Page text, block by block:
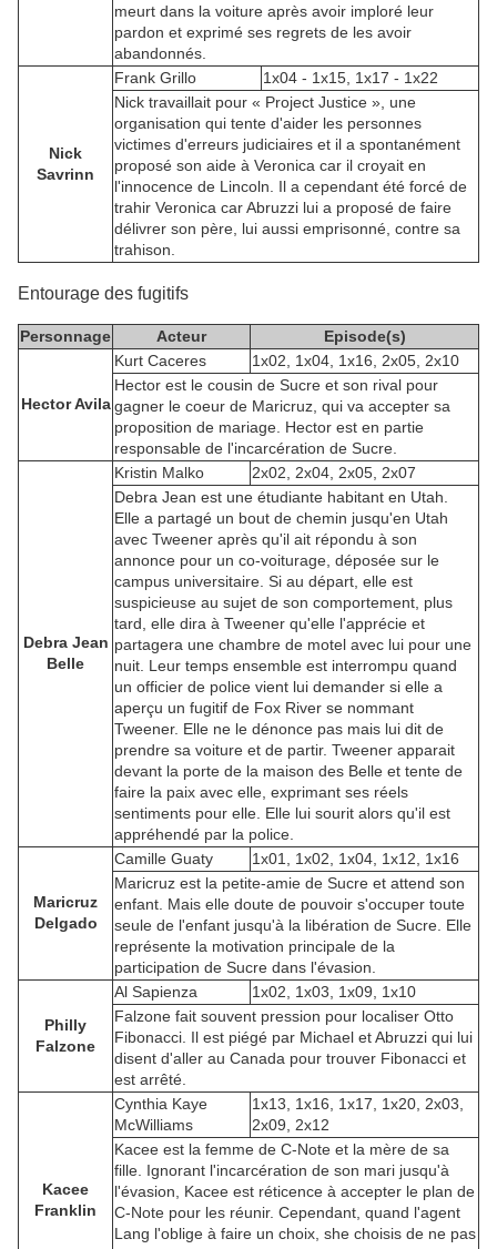
meurt dans la voiture après avoir imploré leur
pardon et exprimé ses regrets de les avoir
abandonnés.
Nick
Savrinn
Frank Grillo
1x04 - 1x15, 1x17 - 1x22
Nick travaillait pour « Project Justice », une
organisation qui tente d'aider les personnes
victimes d'erreurs judiciaires et il a spontanément
proposé son aide à Veronica car il croyait en
l'innocence de Lincoln. Il a cependant été forcé de
trahir Veronica car Abruzzi lui a proposé de faire
délivrer son père, lui aussi emprisonné, contre sa
trahison.
Entourage des fugitifs
Personnage Acteur Episode(s)
Hector Avila
Kurt Caceres
1x02, 1x04, 1x16, 2x05, 2x10
Hector est le cousin de Sucre et son rival pour
gagner le coeur de Maricruz, qui va accepter sa
proposition de mariage. Hector est en partie
responsable de l'incarcération de Sucre.
Debra Jean
Belle
Kristin Malko
2x02, 2x04, 2x05, 2x07
Debra Jean est une étudiante habitant en Utah.
Elle a partagé un bout de chemin jusqu'en Utah
avec Tweener après qu'il ait répondu à son
annonce pour un co-voiturage, déposée sur le
campus universitaire. Si au départ, elle est
suspicieuse au sujet de son comportement, plus
tard, elle dira à Tweener qu'elle l'apprécie et
partagera une chambre de motel avec lui pour une
nuit. Leur temps ensemble est interrompu quand
un officier de police vient lui demander si elle a
aperçu un fugitif de Fox River se nommant
Tweener. Elle ne le dénonce pas mais lui dit de
prendre sa voiture et de partir. Tweener apparait
devant la porte de la maison des Belle et tente de
faire la paix avec elle, exprimant ses réels
sentiments pour elle. Elle lui sourit alors qu'il est
appréhendé par la police.
Maricruz
Delgado
Camille Guaty
1x01, 1x02, 1x04, 1x12, 1x16
Maricruz est la petite-amie de Sucre et attend son
enfant. Mais elle doute de pouvoir s'occuper toute
seule de l'enfant jusqu'à la libération de Sucre. Elle
représente la motivation principale de la
participation de Sucre dans l'évasion.
Philly
Falzone
Al Sapienza
1x02, 1x03, 1x09, 1x10
Falzone fait souvent pression pour localiser Otto
Fibonacci. Il est piégé par Michael et Abruzzi qui lui
disent d'aller au Canada pour trouver Fibonacci et
est arrêté.
Kacee
Franklin
Cynthia Kaye
McWilliams
1x13, 1x16, 1x17, 1x20, 2x03,
2x09, 2x12
Kacee est la femme de C-Note et la mère de sa
fille. Ignorant l'incarcération de son mari jusqu'à
l'évasion, Kacee est réticence à accepter le plan de
C-Note pour les réunir. Cependant, quand l'agent
Lang l'oblige à faire un choix, she choisis de ne pas